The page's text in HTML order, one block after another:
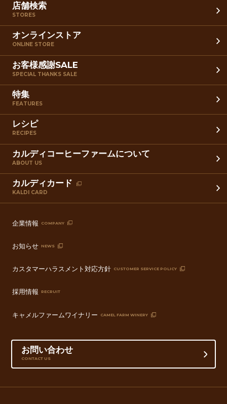
店舗検索
STORES
オンラインストア
ONLINE STORE
お客様感謝SALE
SPECIAL THANKS SALE
特集
FEATURES
レシピ
RECIPES
カルディコーヒーファームについて
ABOUT US
カルディカード
KALDI CARD
企業情報 COMPANY
お知らせ NEWS
カスタマーハラスメント対応方針 CUSTOMER SERVICE POLICY
採用情報 RECRUIT
キャメルファームワイナリー CAMEL FARM WINERY
お問い合わせ
CONTACT US